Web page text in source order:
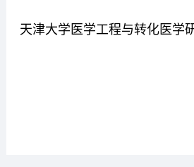
天津大学医学工程与转化医学